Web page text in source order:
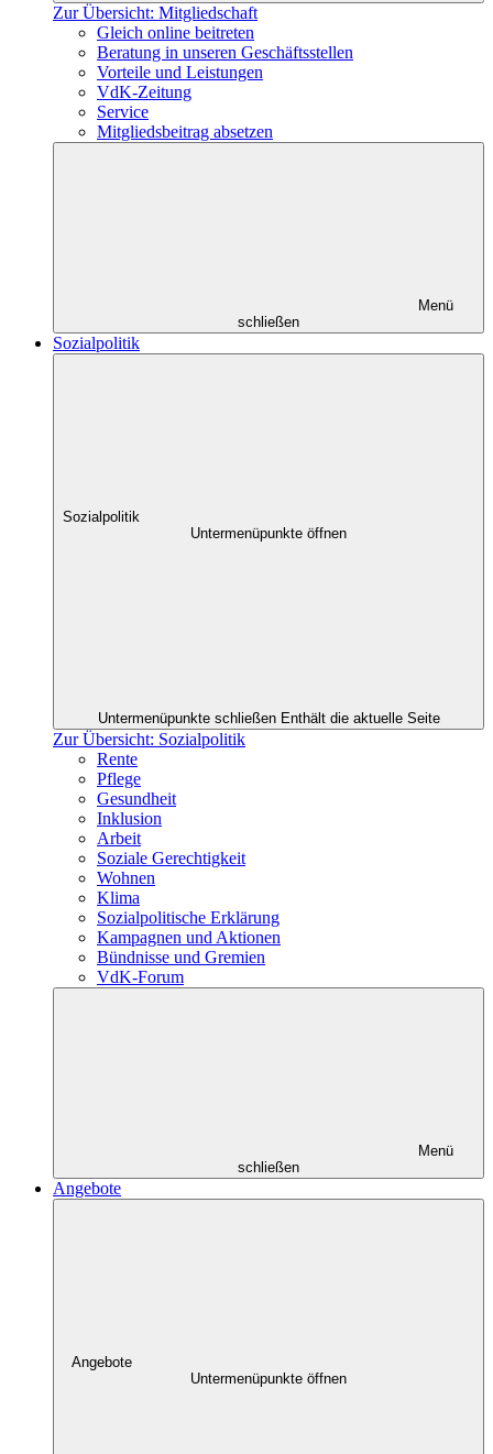
Zur Übersicht: Mitgliedschaft
Gleich online beitreten
Beratung in unseren Geschäftsstellen
Vorteile und Leistungen
VdK-Zeitung
Service
Mitgliedsbeitrag absetzen
Menü
schließen
Sozialpolitik
Sozialpolitik
Untermenüpunkte öffnen
Untermenüpunkte schließen Enthält die aktuelle Seite
Zur Übersicht: Sozialpolitik
Rente
Pflege
Gesundheit
Inklusion
Arbeit
Soziale Gerechtigkeit
Wohnen
Klima
Sozialpolitische Erklärung
Kampagnen und Aktionen
Bündnisse und Gremien
VdK-Forum
Menü
schließen
Angebote
Angebote
Untermenüpunkte öffnen